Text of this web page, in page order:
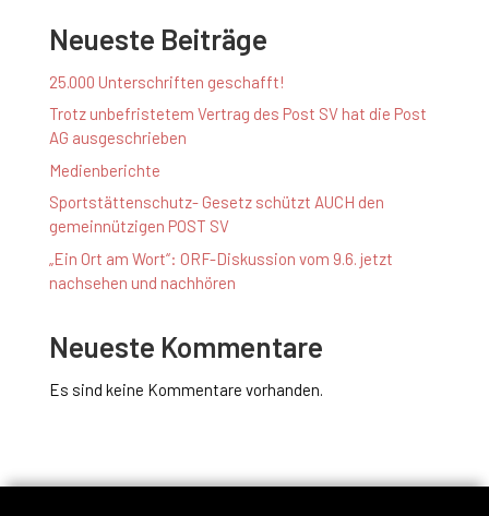
Neueste Beiträge
25.000 Unterschriften geschafft!
Trotz unbefristetem Vertrag des Post SV hat die Post
AG ausgeschrieben
Medienberichte
Sportstättenschutz- Gesetz schützt AUCH den
gemeinnützigen POST SV
„Ein Ort am Wort“: ORF-Diskussion vom 9.6. jetzt
nachsehen und nachhören
Neueste Kommentare
Es sind keine Kommentare vorhanden.